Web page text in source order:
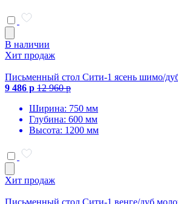
В наличии
Хит продаж
Письменный стол Сити-1 ясень шимо/
9 486 р 12 960 р
Ширина: 750 мм
Глубина: 600 мм
Высота: 1200 мм
Хит продаж
Письменный стол Сити-1 венге/дуб